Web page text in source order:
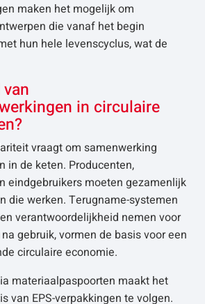
maken het mogelijk om
die vanaf het begin
hun hele levenscyclus, wat de
in circulaire
vraagt om samenwerking
in de keten. Producenten,
eindgebruikers moeten gezamenlijk
die werken. Terugname-systemen
verantwoordelijkheid nemen voor
gebruik, vormen de basis voor een
circulaire economie.
materiaalpaspoorten maakt het
van EPS-verpakkingen te volgen.